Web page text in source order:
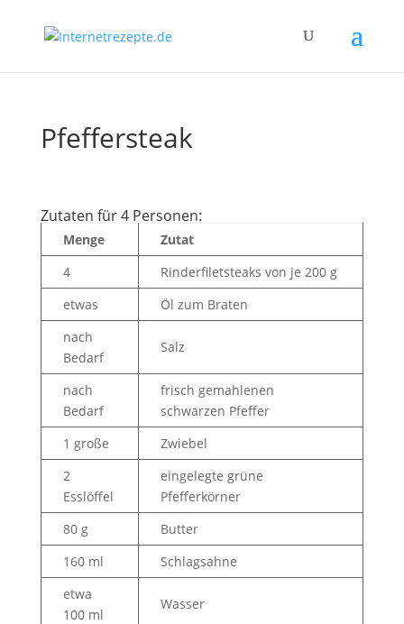
Pfeffersteak
Zutaten für 4 Personen:
Menge
Zutat
4
Rinderfiletsteaks von je 200 g
etwas
Öl zum Braten
nach
Bedarf
Salz
nach
Bedarf
frisch gemahlenen
schwarzen Pfeffer
1 große
Zwiebel
2
Esslöffel
eingelegte grüne
Pfefferkörner
80 g
Butter
160 ml
Schlagsahne
etwa
100 ml
Wasser